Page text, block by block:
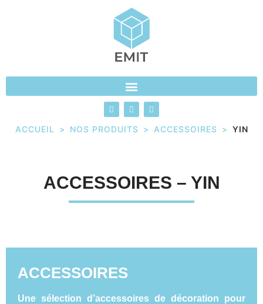
ACCUEIL > NOS PRODUITS > ACCESSOIRES > YIN
ACCESSOIRES – YIN
ACCESSOIRES
Une sélection d’accessoires de décoration pour